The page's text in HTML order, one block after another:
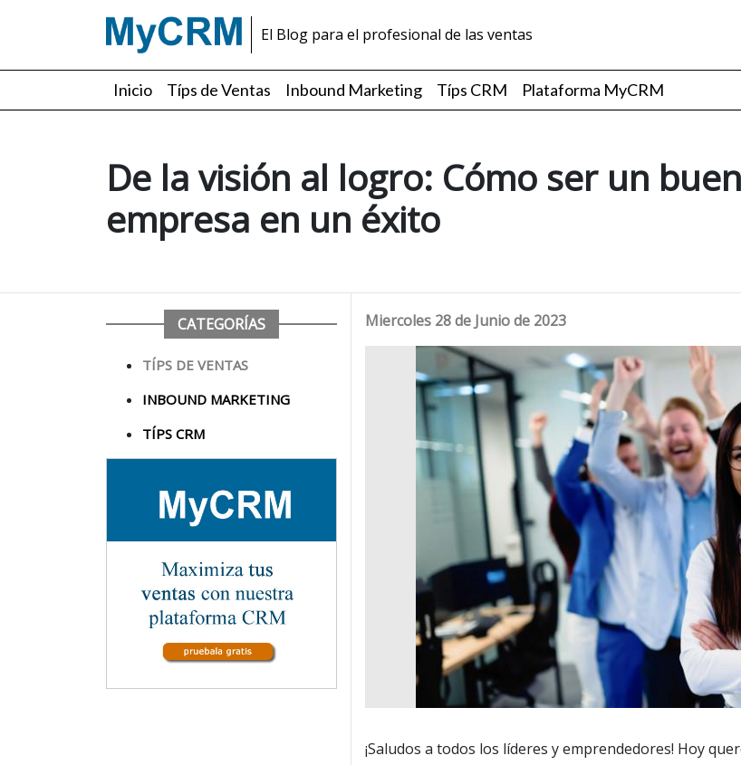
El Blog para el profesional de las ventas
Inicio Típs de Ventas Inbound Marketing Típs CRM Plataforma MyCRM
De la visión al logro: Cómo ser un
empresa en un éxito
CATEGORÍAS
TÍPS DE VENTAS
INBOUND MARKETING
TÍPS CRM
Miercoles 28 de Junio de 2023
¡Saludos a todos los líderes y emprendedores! Hoy